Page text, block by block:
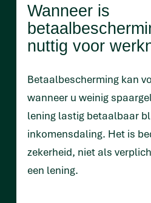
Wanneer is
nuttig voor
Betaalbescherming kan
wanneer u weinig
lening lastig betaalbaar
inkomensdaling. Het is
zekerheid, niet als
een lening.